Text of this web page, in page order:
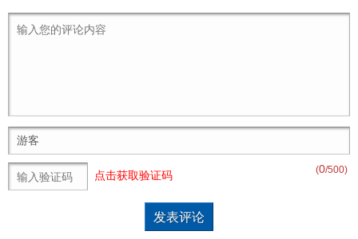
(0/500)
点击获取验证码